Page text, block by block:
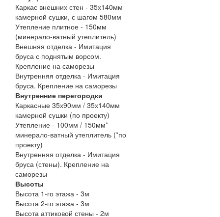
Каркас внешних стен - 35х140мм
камерной сушки, с шагом 580мм
Утепление плитное - 150мм
(минерало-ватный утеплитель)
Внешняя отделка - Имитация
бруса с поднятым ворсом.
Крепление на саморезы
Внутренняя отделка - Имитация
бруса. Крепление на саморезы
Внутренние перегородки
Каркасные 35х90мм / 35х140мм
камерной сушки (по проекту)
Утепление - 100мм / 150мм*
минерало-ватный утеплитель (*по
проекту)
Внутренняя отделка - Имитация
бруса (стены). Крепление на
саморезы
Высоты
Высота 1-го этажа - 3м
Высота 2-го этажа - 3м
Высота аттиковой стены - 2м